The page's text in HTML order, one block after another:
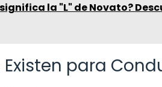
la "L" de Novato?
Existen para